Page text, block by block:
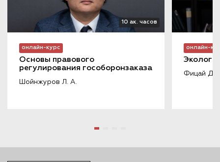
10 ак. часов
онлайн-курс
Основы правового
регулирования гособоронзаказа
Шойнжуров Л. А.
онлайн-
Фицай Д.